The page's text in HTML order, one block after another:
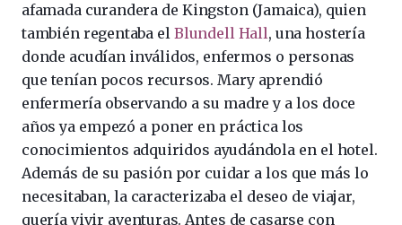
afamada curandera de Kingston (Jamaica), quien
también regentaba elBlundell Hall, una hostería
donde acudían inválidos, enfermos o personas
que tenían pocos recursos. Mary aprendió
enfermería observando a su madre y a los doce
años ya empezó a poner en práctica los
conocimientos adquiridos ayudándola en el hotel.
Además de su pasión por cuidar a los que más lo
necesitaban, la caracterizaba el deseo de viajar,
quería vivir aventuras. Antes de casarse con